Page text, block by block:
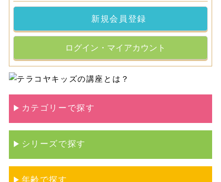
新規会員登録
ログイン・マイアカウント
カテゴリーで探す
シリーズで探す
年齢で探す